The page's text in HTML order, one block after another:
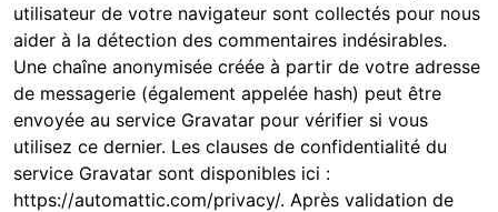
utilisateur de votre navigateur sont collectés pour nous
aider à la détection des commentaires indésirables.
Une chaîne anonymisée créée à partir de votre adresse
de messagerie (également appelée hash) peut être
envoyée au service Gravatar pour vérifier si vous
utilisez ce dernier. Les clauses de confidentialité du
service Gravatar sont disponibles ici :
https://automattic.com/privacy/. Après validation de